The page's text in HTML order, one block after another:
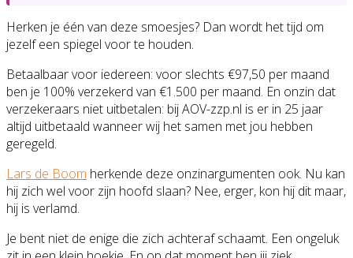
Herken je één van deze smoesjes? Dan wordt het tijd om
jezelf een spiegel voor te houden.
Betaalbaar voor iedereen: voor slechts €97,50 per maand
ben je 100% verzekerd van €1.500 per maand. En onzin dat
verzekeraars niet uitbetalen: bij AOV-zzp.nl is er in 25 jaar
altijd uitbetaald wanneer wij het samen met jou hebben
geregeld.
Lars de Boom herkende deze onzinargumenten ook. Nu kan
hij zich wel voor zijn hoofd slaan? Nee, erger, kon hij dit maar,
hij is verlamd.
Je bent niet de enige die zich achteraf schaamt. Een ongeluk